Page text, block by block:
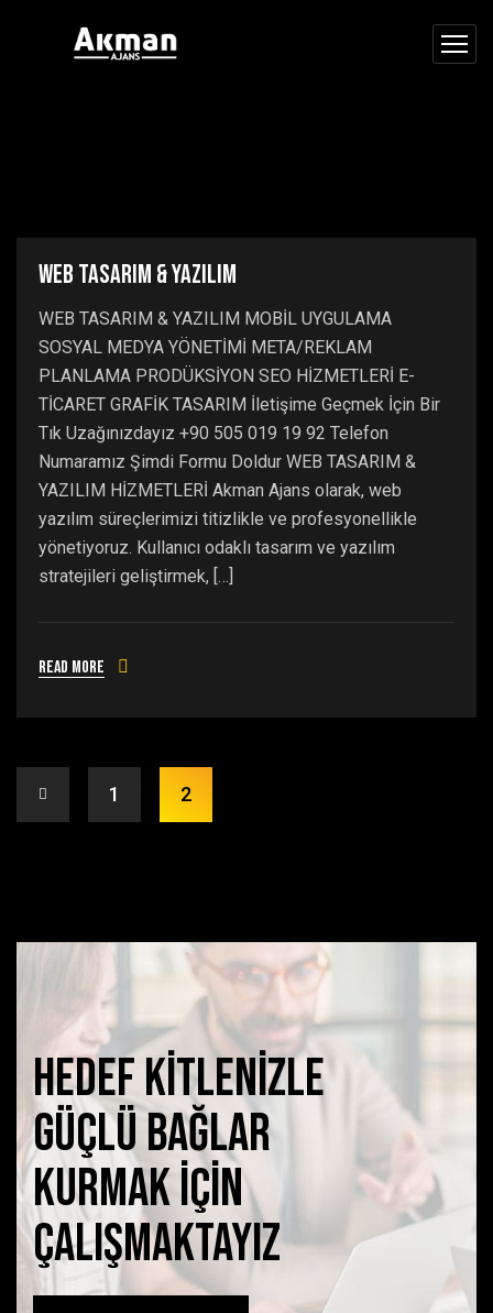
WEB TASARIM & YAZILIM
WEB TASARIM & YAZILIM MOBİL UYGULAMA
SOSYAL MEDYA YÖNETİMİ META/REKLAM
PLANLAMA PRODÜKSİYON SEO HİZMETLERİ E-
TİCARET GRAFİK TASARIM İletişime Geçmek İçin Bir
Tık Uzağınızdayız +90 505 019 19 92 Telefon
Numaramız Şimdi Formu Doldur WEB TASARIM &
YAZILIM HİZMETLERİ Akman Ajans olarak, web
yazılım süreçlerimizi titizlikle ve profesyonellikle
yönetiyoruz. Kullanıcı odaklı tasarım ve yazılım
stratejileri geliştirmek, […]
Read more
1 2
hedef kitlenizle
güçlü bağlar
kurmak için
çalışmaktayız